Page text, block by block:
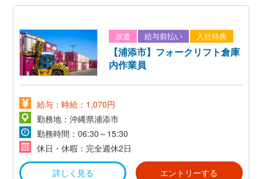
派遣 給与前払い 入社特典
【浦添市】フォークリフト倉庫
内作業員
給与：時給：1,070円
勤務地：沖縄県浦添市
勤務時間：06:30～15:30
休日・休暇：完全週休2日
詳しく見る エントリーする